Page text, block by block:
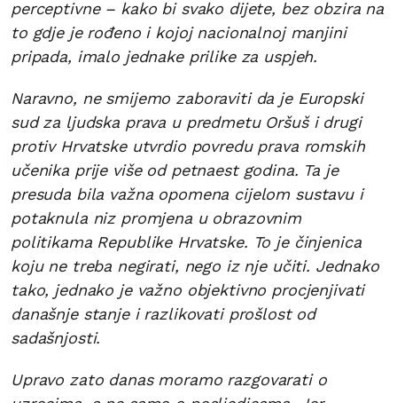
perceptivne – kako bi svako dijete, bez obzira na
to gdje je rođeno i kojoj nacionalnoj manjini
pripada, imalo jednake prilike za uspjeh.
Naravno, ne smijemo zaboraviti da je Europski
sud za ljudska prava u predmetu Oršuš i drugi
protiv Hrvatske utvrdio povredu prava romskih
učenika prije više od petnaest godina. Ta je
presuda bila važna opomena cijelom sustavu i
potaknula niz promjena u obrazovnim
politikama Republike Hrvatske. To je činjenica
koju ne treba negirati, nego iz nje učiti. Jednako
tako, jednako je važno objektivno procjenjivati
današnje stanje i razlikovati prošlost od
sadašnjosti.
Upravo zato danas moramo razgovarati o